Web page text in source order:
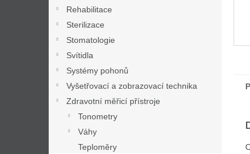
Rehabilitace
Sterilizace
Stomatologie
Svítidla
Systémy pohonů
Vyšetřovací a zobrazovací technika
Zdravotní měřicí přístroje
Tonometry
Váhy
Teploměry